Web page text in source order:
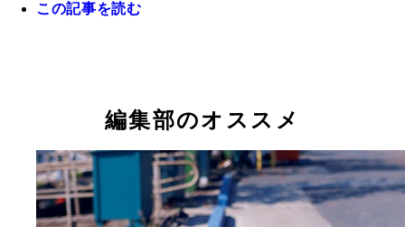
３月に『ｎｏｎ－ｎｏ』専属モデルに抜擢され、
この記事を読む
編集部のオススメ